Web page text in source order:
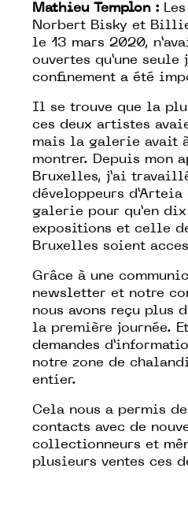
Mathieu Templon :
Norbert Bisky et
le 13 mars 2020,
ouvertes qu’une
confinement a été
Il se trouve que la
ces deux artistes
mais la galerie avait
montrer. Depuis mon
Bruxelles, j’ai
développeurs
galerie pour qu’en
expositions et celle
Bruxelles soient
Grâce à une
newsletter et notre
nous avons reçu plus
la première journée.
demandes
notre zone de
entier.
Cela nous a permis
contacts avec de
collectionneurs et
plusieurs ventes ces